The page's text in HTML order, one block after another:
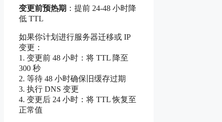
变更前预热期 ：提前 24-48 小时降
低 TTL
如果你计划进行服务器迁移或 IP
变更：
1. 变更前 48 小时：将 TTL 降至
300 秒
2. 等待 48 小时确保旧缓存过期
3. 执行 DNS 变更
4. 变更后 24 小时：将 TTL 恢复至
正常值